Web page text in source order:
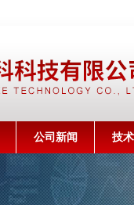
公司新闻 技